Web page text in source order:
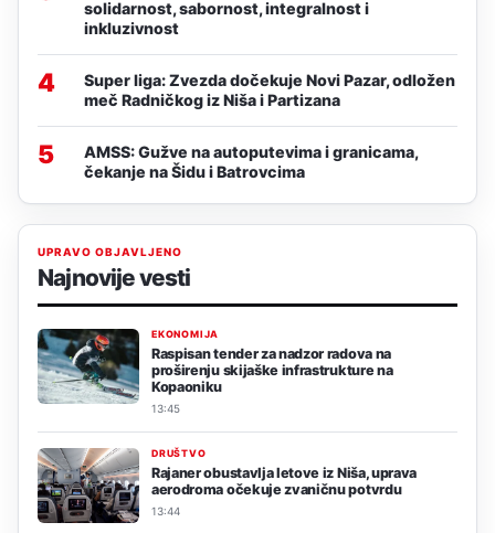
solidarnost, sabornost, integralnost i
inkluzivnost
4
Super liga: Zvezda dočekuje Novi Pazar, odložen
meč Radničkog iz Niša i Partizana
5
AMSS: Gužve na autoputevima i granicama,
čekanje na Šidu i Batrovcima
UPRAVO OBJAVLJENO
Najnovije vesti
EKONOMIJA
Raspisan tender za nadzor radova na
proširenju skijaške infrastrukture na
Kopaoniku
13:45
DRUŠTVO
Rajaner obustavlja letove iz Niša, uprava
aerodroma očekuje zvaničnu potvrdu
13:44